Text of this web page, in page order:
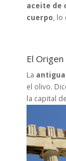
aceite de
cuerpo, lo
El
La
el olivo.
la capital